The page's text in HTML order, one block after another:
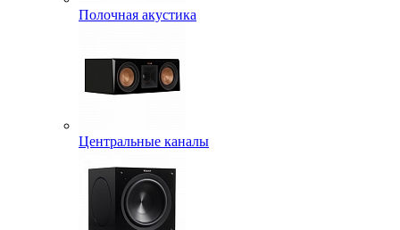
Полочная акустика
Центральные каналы